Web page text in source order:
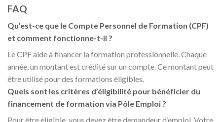
FAQ
Qu’est-ce que le Compte Personnel de Formation (CPF)
et comment fonctionne-t-il ?
Le CPF aide à financer la formation professionnelle. Chaque
année, un montant est crédité sur un compte. Ce montant peut
être utilisé pour des formations éligibles.
Quels sont les critères d’éligibilité pour bénéficier du
financement de formation via Pôle Emploi ?
Pour être éligible, vous devez être demandeur d’emploi. Votre